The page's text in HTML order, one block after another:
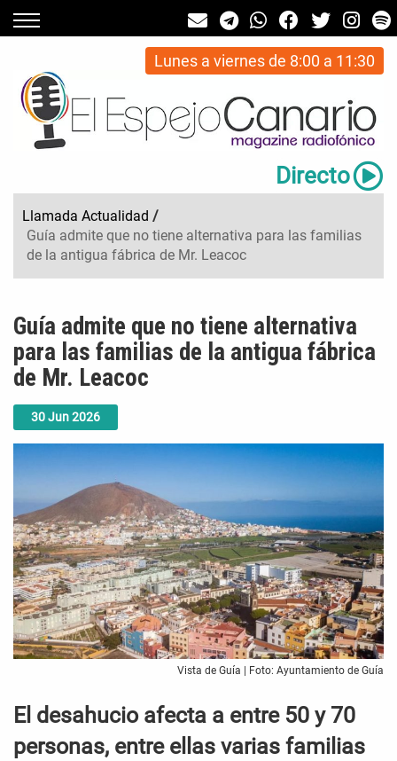
Lunes a viernes de 8:00 a 11:30
Directo
Llamada Actualidad /
Guía admite que no tiene alternativa para las familias
de la antigua fábrica de Mr. Leacoc
30Jun2026
Guía admite que no tiene alternativa
para las familias de la antigua fábrica
de Mr. Leacoc
Vista de Guía | Foto: Ayuntamiento de Guía
El desahucio afecta a entre 50 y 70
personas, entre ellas varias familias